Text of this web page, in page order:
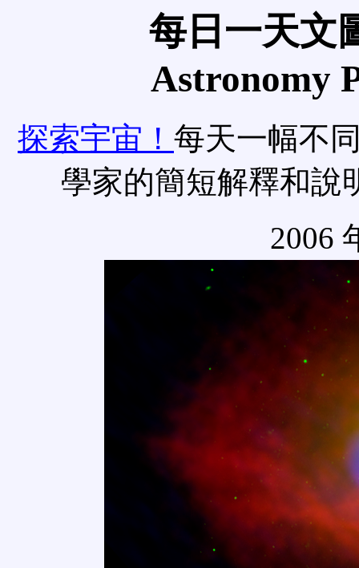
每日一天文
Astronomy
探索宇宙！ 每天一幅不
學家的簡短解釋和說
2006